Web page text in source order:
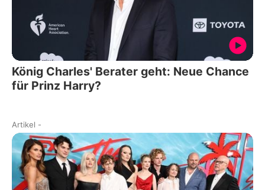
König Charles' Berater geht: Neue Chance
für Prinz Harry?
Artikel -